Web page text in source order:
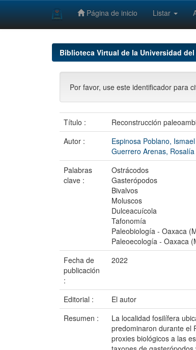
Página de inicio Listar
Biblioteca Virtual de la Universidad del
Por favor, use este identificador para
Título :
Reconstrucción
Autor :
Espinosa Poblano, Ismael
Guerrero Arenas,
Palabras
clave :
Ostrácodos
Gasterópodos
Bivalvos
Moluscos
Dulceacuícola
Tafonomía
Paleobiología - Oaxaca
Paleoecología - Oaxaca
Fecha de
publicación
:
2022
Editorial :
El autor
Resumen :
La localidad fosilífera
predominaron durante el
proxies biológicos a las